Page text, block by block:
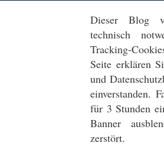
Dieser Blog
technisch
Tracking-
Seite erklären
und
einverstanden.
für 3 Stunden
Banner
zerstört.